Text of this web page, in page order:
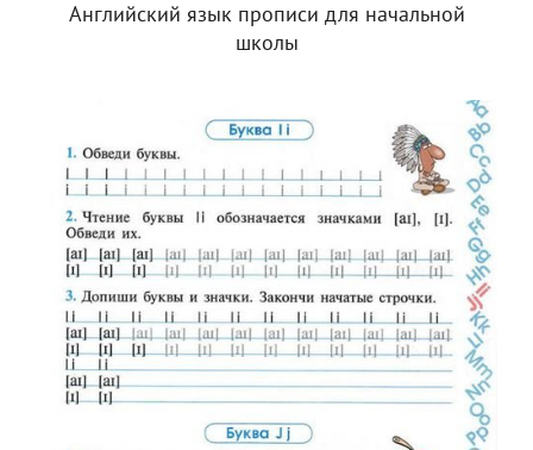
Английский язык прописи для начальной
школы